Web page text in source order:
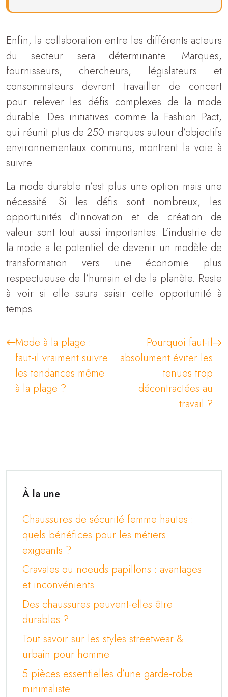
Enfin, la collaboration entre les différents acteurs
du secteur sera déterminante. Marques,
fournisseurs, chercheurs, législateurs et
consommateurs devront travailler de concert
pour relever les défis complexes de la mode
durable. Des initiatives comme la Fashion Pact,
qui réunit plus de 250 marques autour d’objectifs
environnementaux communs, montrent la voie à
suivre.
La mode durable n’est plus une option mais une
nécessité. Si les défis sont nombreux, les
opportunités d’innovation et de création de
valeur sont tout aussi importantes. L’industrie de
la mode a le potentiel de devenir un modèle de
transformation vers une économie plus
respectueuse de l’humain et de la planète. Reste
à voir si elle saura saisir cette opportunité à
temps.
Mode à la plage :
faut-il vraiment suivre
les tendances même
à la plage ?
Pourquoi faut-il
absolument éviter les
tenues trop
décontractées au
travail ?
À la une
Chaussures de sécurité femme hautes :
quels bénéfices pour les métiers
exigeants ?
Cravates ou noeuds papillons : avantages
et inconvénients
Des chaussures peuvent-elles être
durables ?
Tout savoir sur les styles streetwear &
urbain pour homme
5 pièces essentielles d’une garde-robe
minimaliste